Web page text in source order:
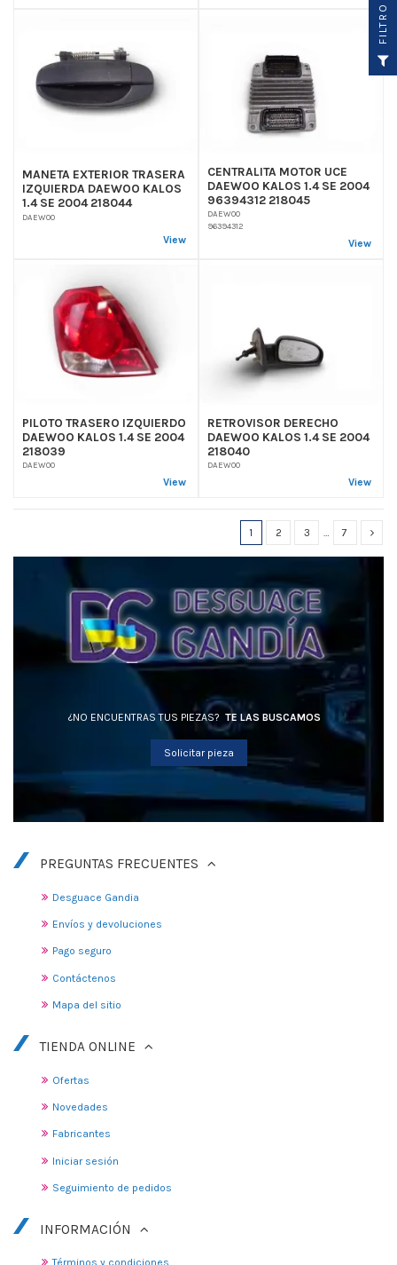
MANETA EXTERIOR TRASERA
IZQUIERDA DAEWOO KALOS
1.4 SE 2004 218044
DAEWOO
View
CENTRALITA MOTOR UCE
DAEWOO KALOS 1.4 SE 2004
96394312 218045
DAEWOO
96394312
View
PILOTO TRASERO IZQUIERDO
DAEWOO KALOS 1.4 SE 2004
218039
DAEWOO
View
RETROVISOR DERECHO
DAEWOO KALOS 1.4 SE 2004
218040
DAEWOO
View
1 2 3 … 7
¿NO ENCUENTRAS TUS PIEZAS? TE LAS BUSCAMOS
Solicitar pieza
PREGUNTAS FRECUENTES
Desguace Gandia
Envíos y devoluciones
Pago seguro
Contáctenos
Mapa del sitio
TIENDA ONLINE
Ofertas
Novedades
Fabricantes
Iniciar sesión
Seguimiento de pedidos
INFORMACIÓN
O